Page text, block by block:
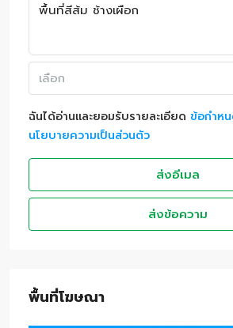
เลือก
ฉันได้อ่านและยอมรับรายละเอียด ข้อกำหน
นโยบายความเป็นส่วนตัว
ส่งอีเมล
ส่งข้อความ
พื้นที่โฆษณา